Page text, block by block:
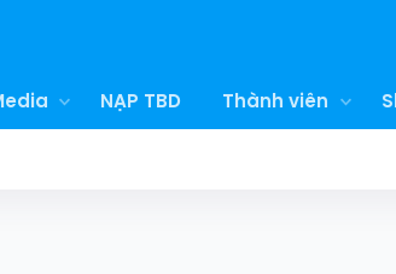
NẠP TBD Thành viên